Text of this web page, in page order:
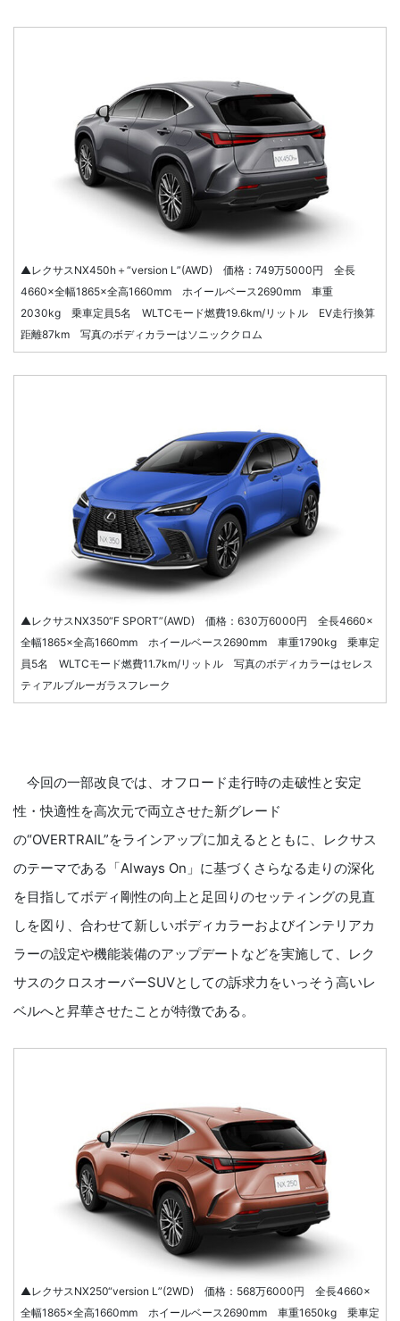
▲レクサスNX450h＋“version L”(AWD) 価格：749万5000円 全長
4660×全幅1865×全高1660mm ホイールベース2690mm 車重
2030kg 乗車定員5名 WLTCモード燃費19.6km/リットル EV走行換算
距離87km 写真のボディカラーはソニッククロム
▲レクサスNX350“F SPORT”(AWD) 価格：630万6000円 全長4660×
全幅1865×全高1660mm ホイールベース2690mm 車重1790kg 乗車定
員5名 WLTCモード燃費11.7km/リットル 写真のボディカラーはセレス
ティアルブルーガラスフレーク
今回の一部改良では、オフロード走行時の走破性と安定
性・快適性を高次元で両立させた新グレード
の“OVERTRAIL”をラインアップに加えるとともに、レクサス
のテーマである「Always On」に基づくさらなる走りの深化
を目指してボディ剛性の向上と足回りのセッティングの見直
しを図り、合わせて新しいボディカラーおよびインテリアカ
ラーの設定や機能装備のアップデートなどを実施して、レク
サスのクロスオーバーSUVとしての訴求力をいっそう高いレ
ベルへと昇華させたことが特徴である。
▲レクサスNX250“version L”(2WD) 価格：568万6000円 全長4660×
全幅1865×全高1660mm ホイールベース2690mm 車重1650kg 乗車定